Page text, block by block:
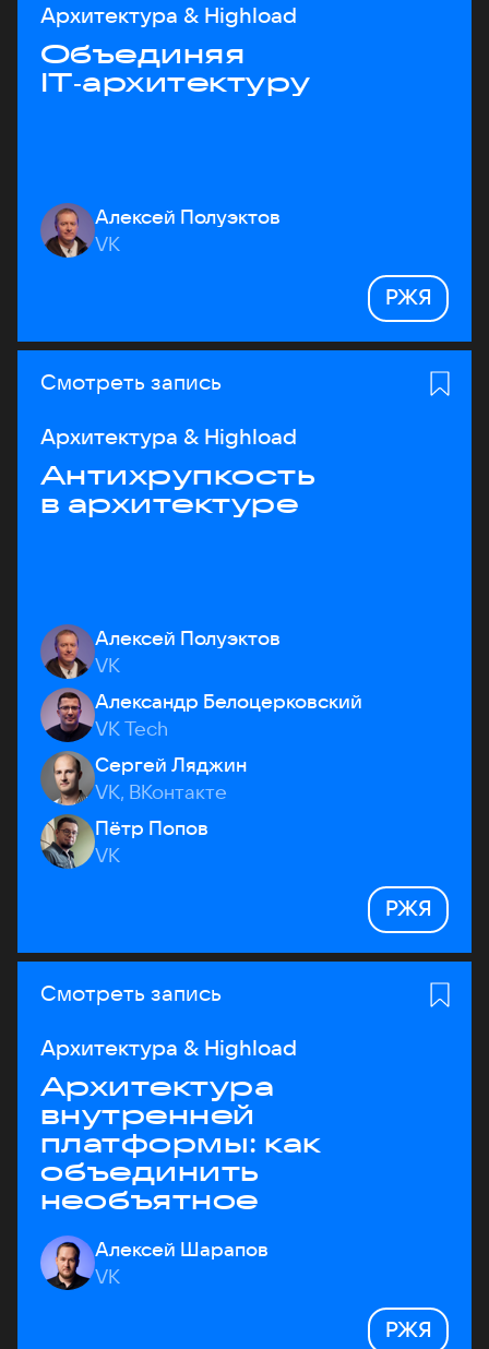
Архитектура & Highload
Объединяя
IT‑архитектуру
Алексей Полуэктов
VK
РЖЯ
Смотреть запись
Архитектура & Highload
Антихрупкость
в архитектуре
Алексей Полуэктов
VK
Александр Белоцерковский
VK Tech
Сергей Ляджин
VK, ВКонтакте
Пётр Попов
VK
РЖЯ
Смотреть запись
Архитектура & Highload
Архитектура
внутренней
платформы: как
объединить
необъятное
Алексей Шарапов
VK
РЖЯ